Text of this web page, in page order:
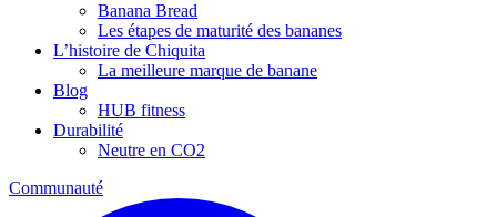
Banana Bread
Les étapes de maturité des bananes
L’histoire de Chiquita
La meilleure marque de banane
Blog
HUB fitness
Durabilité
Neutre en CO2
Communauté